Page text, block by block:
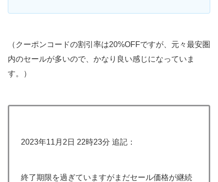
（クーポンコードの割引率は20%OFFですが、元々最安圏
内のセールが多いので、かなり良い感じになっていま
す。）
2023年11月2日 22時23分 追記：
終了期限を過ぎていますがまだセール価格が継続